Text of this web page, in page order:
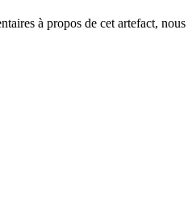
à propos de cet artefact,